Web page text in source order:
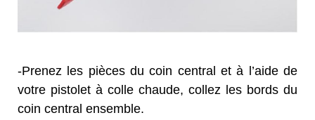
-Prenez les pièces du coin central et à l’aide de
votre pistolet à colle chaude, collez les bords du
coin central ensemble.